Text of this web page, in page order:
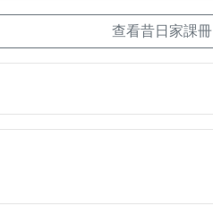
查看昔日家課冊